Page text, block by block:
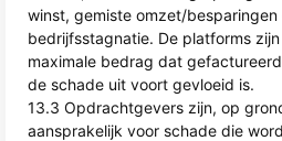
winst, gemiste omzet/
bedrijfsstagnatie. De platforms
maximale bedrag dat
de schade uit voort gevloeid is.
13.3 Opdrachtgevers zijn, op
aansprakelijk voor schade die